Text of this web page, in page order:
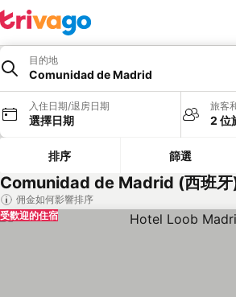
目的地
Comunidad de Madrid
入住日期/退房日期
選擇日期
旅客
2 位
排序 篩選
Comunidad de Madrid (西班牙
佣金如何影響排序
受歡迎的住宿